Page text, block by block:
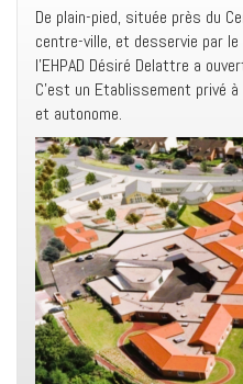
De plain-pied, située près du
centre-ville, et desservie par
l’EHPAD Désiré Delattre a
C’est un Etablissement privé
et autonome.